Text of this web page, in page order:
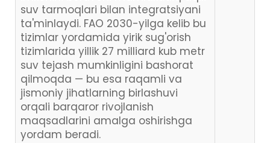
suv tarmoqlari bilan integratsiyani
ta'minlaydi. FAO 2030-yilga kelib bu
tizimlar yordamida yirik sug'orish
tizimlarida yillik 27 milliard kub metr
suv tejash mumkinligini bashorat
qilmoqda — bu esa raqamli va
jismoniy jihatlarning birlashuvi
orqali barqaror rivojlanish
maqsadlarini amalga oshirishga
yordam beradi.